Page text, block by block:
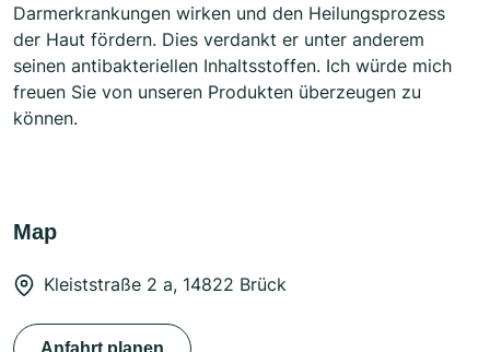
Darmerkrankungen wirken und den Heilungsprozess
der Haut fördern. Dies verdankt er unter anderem
seinen antibakteriellen Inhaltsstoffen. Ich würde mich
freuen Sie von unseren Produkten überzeugen zu
können.
Map
Kleiststraße 2 a, 14822 Brück
Anfahrt planen